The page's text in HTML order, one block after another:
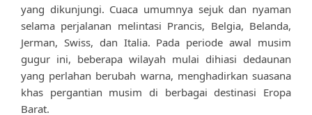
yang dikunjungi. Cuaca umumnya sejuk dan nyaman
selama perjalanan melintasi Prancis, Belgia, Belanda,
Jerman, Swiss, dan Italia. Pada periode awal musim
gugur ini, beberapa wilayah mulai dihiasi dedaunan
yang perlahan berubah warna, menghadirkan suasana
khas pergantian musim di berbagai destinasi Eropa
Barat.